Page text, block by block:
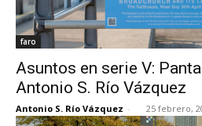
faro
Asuntos en serie V:
Antonio S. Río Vázquez
Antonio S. Río Vázquez - 25 febrero,